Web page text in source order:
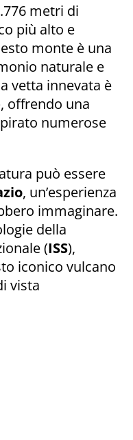
metri di
più alto e
monte è una
naturale e
vetta innevata è
offrendo una
numerose
può essere
, un’esperienza
immaginare.
della
(ISS),
iconico vulcano
vista